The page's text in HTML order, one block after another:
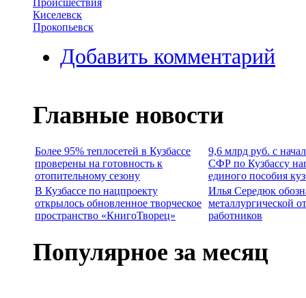
Киселевск
Прокопьевск
Добавить комментарий
Главные новости
Более 95% теплосетей в Кузбассе
проверены на готовность к
отопительному сезону
9,6 млрд руб. с
СФР по Кузбассу
единого пособия
В Кузбассе по нацпроекту
открылось обновленное творческое
пространство «КнигоТворец»
Илья Середюк
металлургической
работников
Популярное за месяц